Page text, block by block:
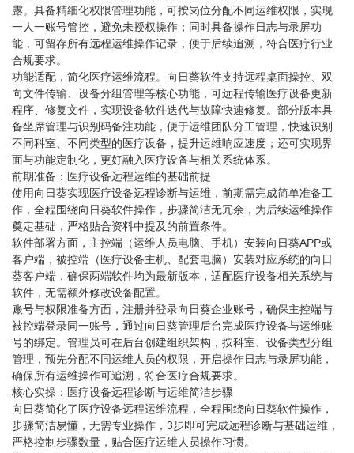
露。具备精细化权限管理功能，可按岗位分配不同运维权限，实现
一人一账号管控，避免未授权操作；同时具备操作日志与录屏功
能，可留存所有远程运维操作记录，便于后续追溯，符合医疗行业
合规要求。
功能适配，简化医疗运维流程。向日葵软件支持远程桌面操控、双
向文件传输、设备分组管理等核心功能，可远程传输医疗设备更新
程序、修复文件，实现设备软件迭代与故障快速修复。部分版本具
备坐席管理与识别码备注功能，便于运维团队分工管理，快速识别
不同科室、不同类型的医疗设备，提升运维响应速度；还可实现界
面与功能定制化，更好融入医疗设备与相关系统体系。
前期准备：医疗设备远程运维的基础前提
使用向日葵实现医疗设备远程诊断与运维，前期需完成简单准备工
作，全程围绕向日葵软件操作，步骤简洁无冗余，为后续运维操作
奠定基础，严格贴合资料中提及的前置条件。
软件部署方面，主控端（运维人员电脑、手机）安装向日葵APP或
客户端，被控端（医疗设备主机、配套电脑）安装对应系统的向日
葵客户端，确保两端软件均为最新版本，适配医疗设备相关系统与
软件，无需额外修改设备配置。
账号与权限准备方面，注册并登录向日葵企业账号，确保主控端与
被控端登录同一账号，通过向日葵管理后台完成医疗设备与运维账
号的绑定。管理员可在后台创建组织架构，按科室、设备类型分组
管理，预先分配不同运维人员的权限，开启操作日志与录屏功能，
确保所有运维操作可追溯，符合医疗合规要求。
核心实操：医疗设备远程诊断与运维简洁步骤
向日葵简化了医疗设备远程运维流程，全程围绕向日葵软件操作，
步骤简洁易懂，无需专业操作，3步即可完成远程诊断与基础运维，
严格控制步骤数量，贴合医疗运维人员操作习惯。